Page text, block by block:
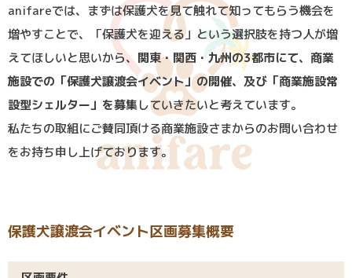
anifareでは、まずは保護犬を見て触れて知ってもらう機会を
増やすことで、「保護犬を迎える」という選択肢を持つ人が増
えてほしいと思いから、関東・関西・九州の3都市にて、商業
施設での「保護犬譲渡会イベント」の開催、及び「商業施設常
設型シェルター」を募集していきたいと考えています。
私たちの取組にご賛同頂ける商業施設さまからのお問い合わせ
をお持ち申し上げております。
保護犬譲渡会イベント区画募集概要